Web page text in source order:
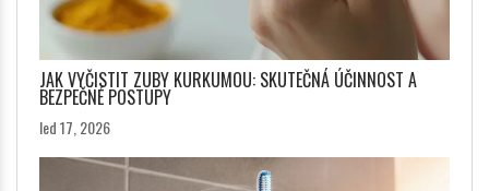
JAK VYČISTIT ZUBY KURKUMOU: SKUTEČNÁ ÚČINNOST A
BEZPEČNÉ POSTUPY
led 17, 2026